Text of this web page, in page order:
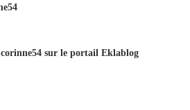
corinne54sur le portail Eklablog